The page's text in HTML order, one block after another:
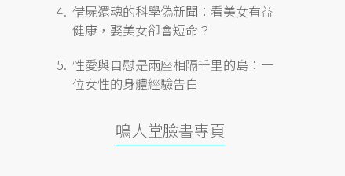
借屍還魂的科學偽新聞：看美女有益
健康，娶美女卻會短命？
性愛與自慰是兩座相隔千里的島：一
位女性的身體經驗告白
鳴人堂臉書專頁